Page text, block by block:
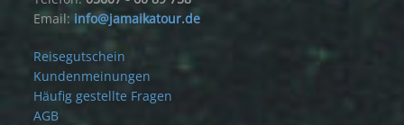
Email: info@jamaikatour.de
Reisegutschein
Kundenmeinungen
Häufig gestellte Fragen
AGB